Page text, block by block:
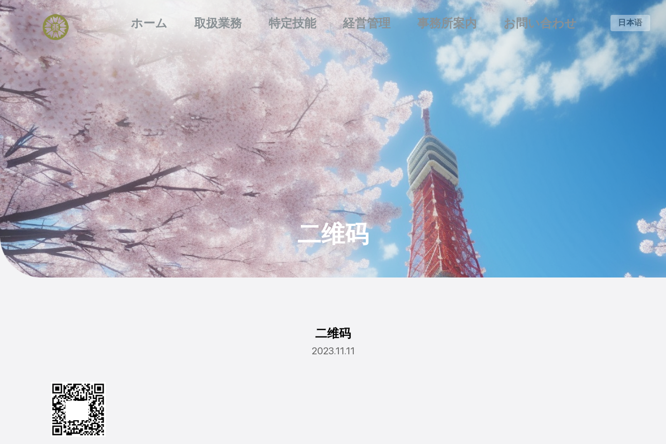
ホーム 取扱業務 特定技能 経営管理 事務所案内 お問い合わせ 日本语
二维码
二维码
2023.11.11